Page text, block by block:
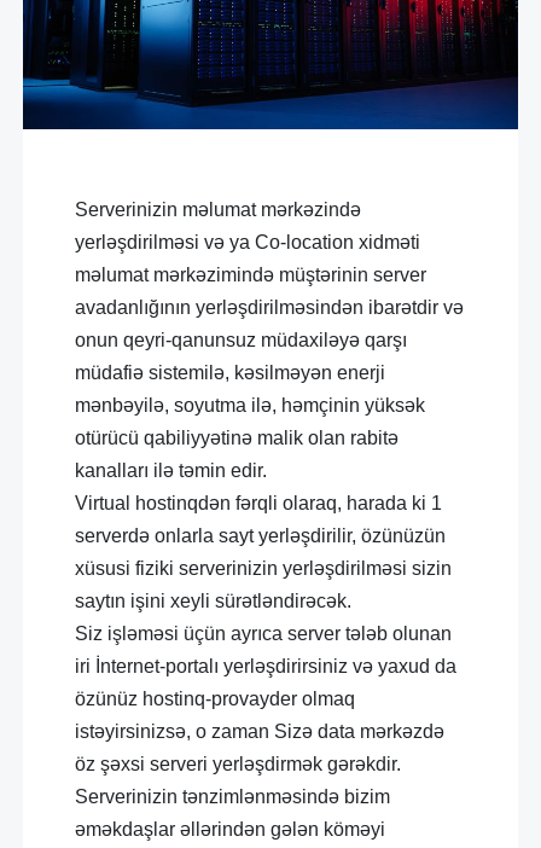
Serverinizin məlumat mərkəzində
yerləşdirilməsi və ya Co-location xidməti
məlumat mərkəzimində müştərinin server
avadanlığının yerləşdirilməsindən ibarətdir və
onun qeyri-qanunsuz müdaxiləyə qarşı
müdafiə sistemilə, kəsilməyən enerji
mənbəyilə, soyutma ilə, həmçinin yüksək
otürücü qabiliyyətinə malik olan rabitə
kanalları ilə təmin edir.
Virtual hostinqdən fərqli olaraq, harada ki 1
serverdə onlarla sayt yerləşdirilir, özünüzün
xüsusi fiziki serverinizin yerləşdirilməsi sizin
saytın işini xeyli sürətləndirəcək.
Siz işləməsi üçün ayrıca server tələb olunan
iri İnternet-portalı yerləşdirirsiniz və yaxud da
özünüz hostinq-provayder olmaq
istəyirsinizsə, o zaman Sizə data mərkəzdə
öz şəxsi serveri yerləşdirmək gərəkdir.
Serverinizin tənzimlənməsində bizim
əməkdaşlar əllərindən gələn köməyi